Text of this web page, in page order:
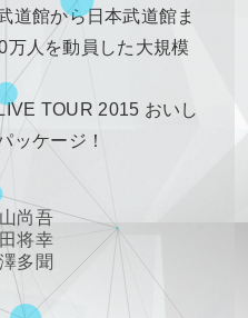
道館から日本武道館ま
万人を動員した大規模
TOUR 2015 おいし
ッケージ！
尚吾
将幸
多聞